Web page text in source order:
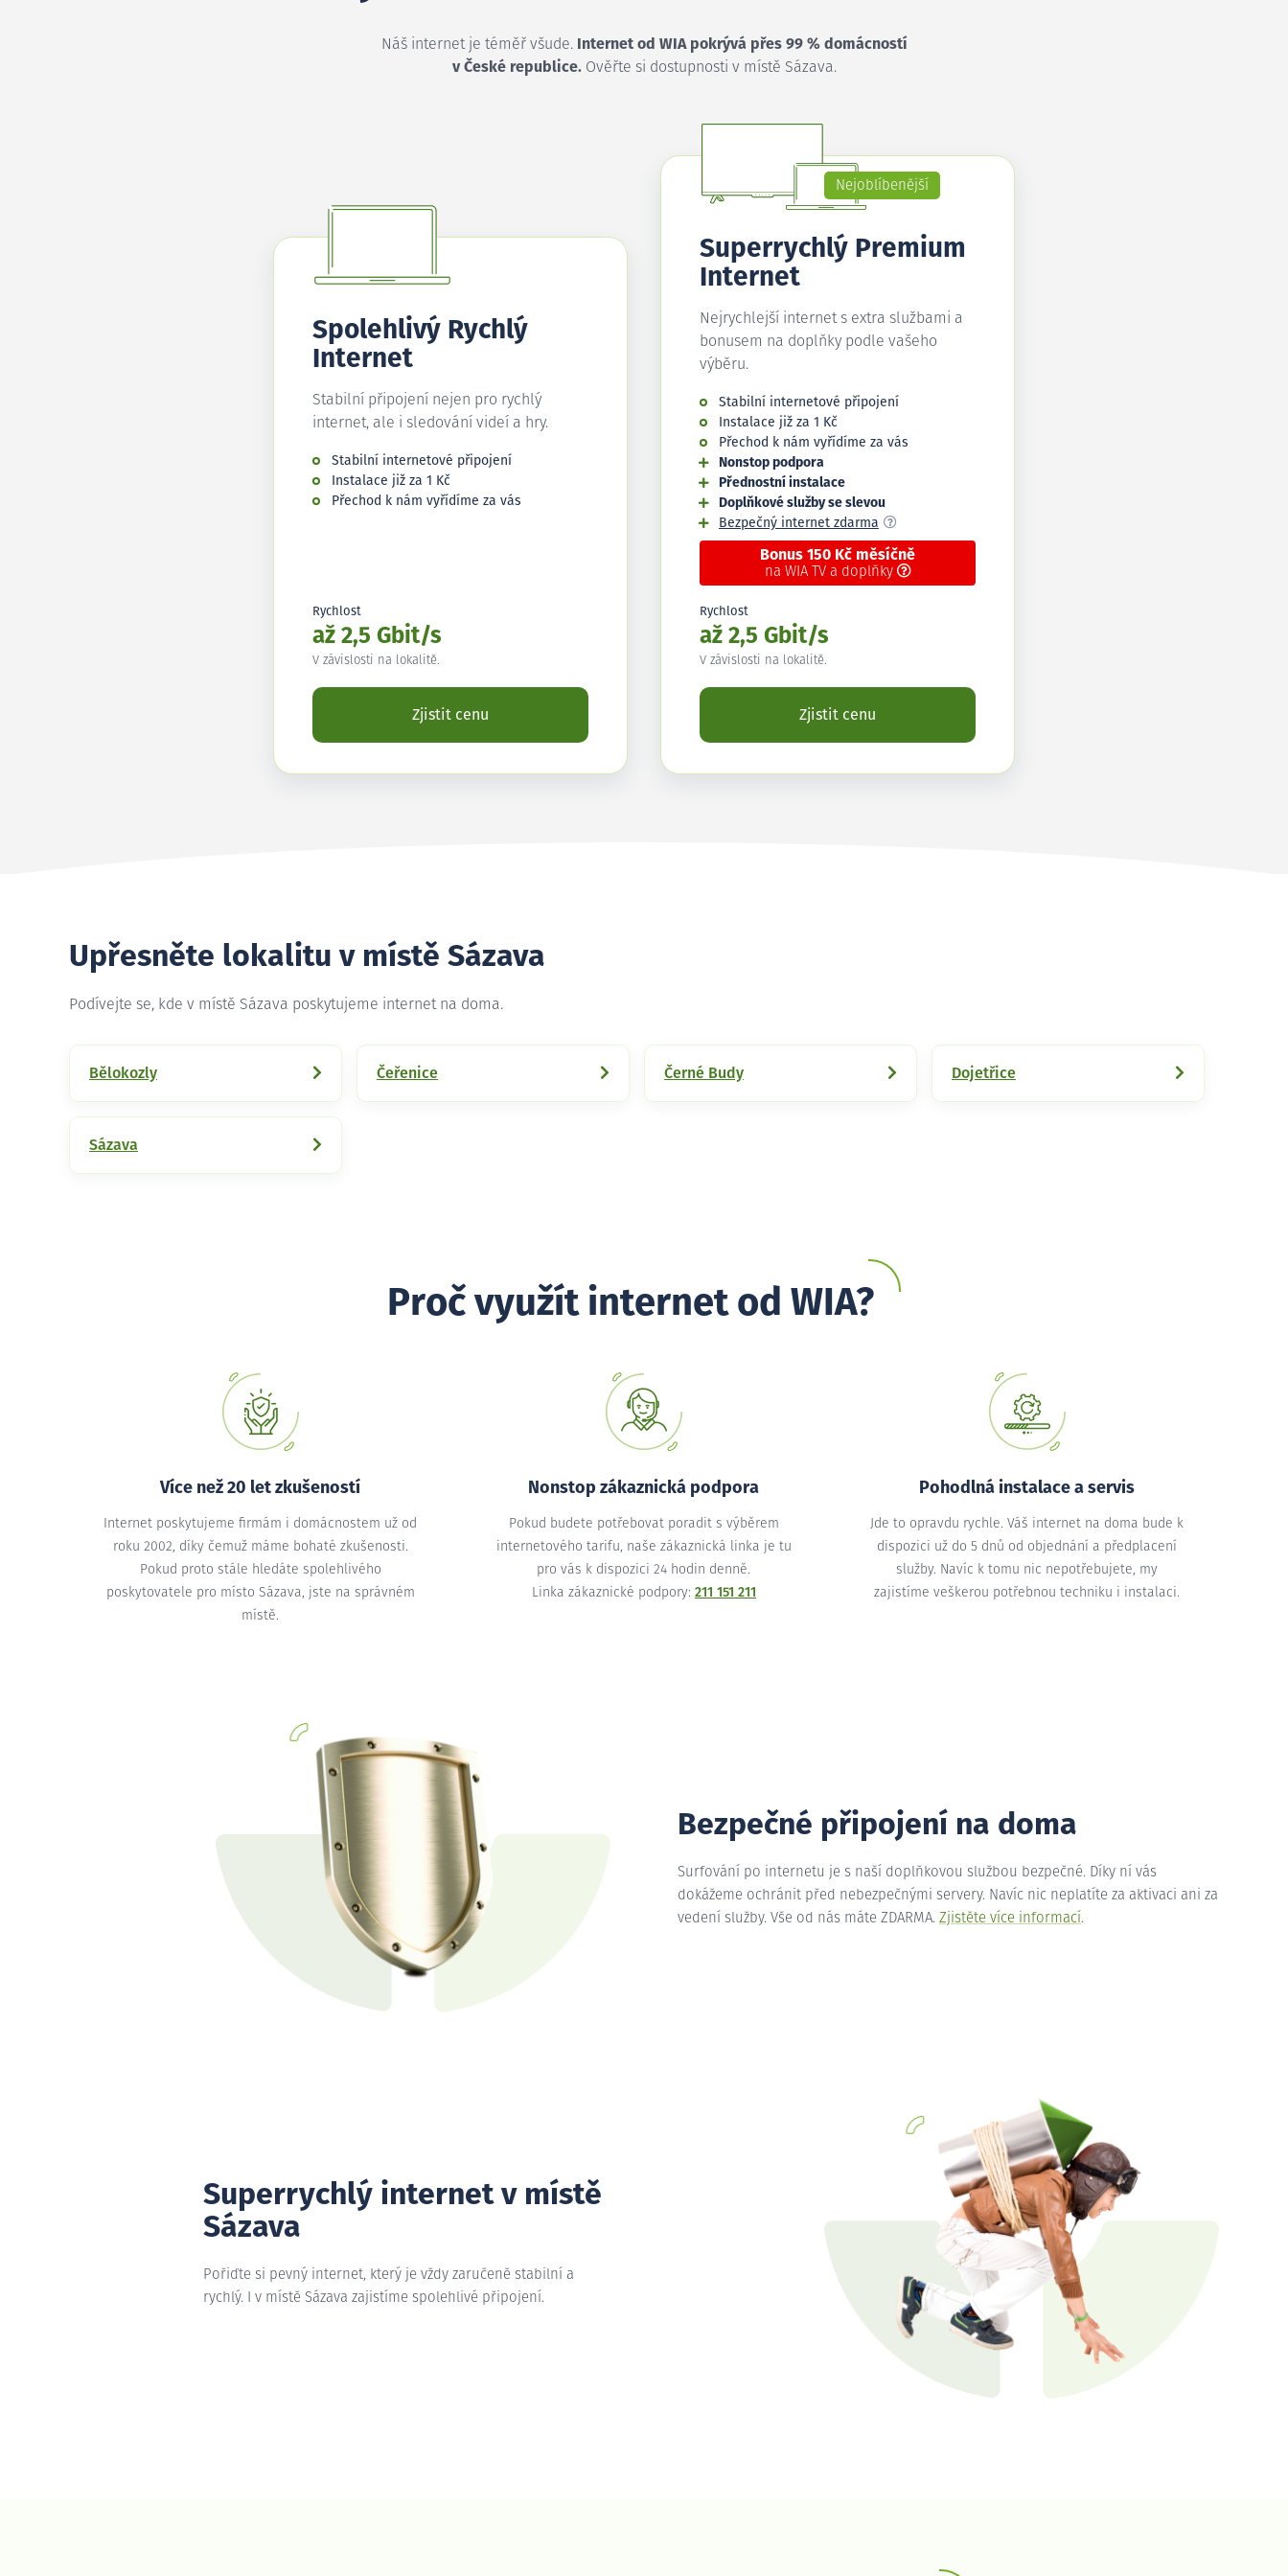
Náš internet je téměř všude.
Internet od WIA pokrývá přes 99 % domácností
v České republice.Ověřte si dostupnosti v místě Sázava.
Spolehlivý Rychlý
Internet
Stabilní připojení nejen pro rychlý
internet, ale i sledování videí a hry.
Stabilní internetové připojení
Instalace již za 1 Kč
Přechod k nám vyřídíme za vás
Rychlost
až 2,5 Gbit/s
V závislosti na lokalitě.
Zjistit cenu
Nejoblíbenější
Superrychlý Premium
Internet
Nejrychlejší internet s extra službami a
bonusem na doplňky podle vašeho
výběru.
Stabilní internetové připojení
Instalace již za 1 Kč
Přechod k nám vyřídíme za vás
Nonstop podpora
Přednostní instalace
Doplňkové služby se slevou
Bezpečný internet zdarma
Bonus 150 Kč měsíčně
na WIA TV a doplňky
Rychlost
až 2,5 Gbit/s
V závislosti na lokalitě.
Zjistit cenu
Upřesněte lokalitu v místě Sázava
Podívejte se, kde v místě Sázava poskytujeme internet na doma.
Bělokozly Čeřenice Černé Budy Dojetřice
Sázava
Proč využít internet od WIA?
Více než 20 let zkušeností
Internet poskytujeme firmám i domácnostem už od
roku 2002, díky čemuž máme bohaté zkušenosti.
Pokud proto stále hledáte spolehlivého
poskytovatele pro místo Sázava, jste na správném
místě.
Nonstop zákaznická podpora
Pokud budete potřebovat poradit s výběrem
internetového tarifu, naše zákaznická linka je tu
pro vás k dispozici 24 hodin denně.
Linka zákaznické podpory: 211 151 211
Pohodlná instalace a servis
Jde to opravdu rychle. Váš internet na doma bude k
dispozici už do 5 dnů od objednání a předplacení
služby. Navíc k tomu nic nepotřebujete, my
zajistíme veškerou potřebnou techniku i instalaci.
Bezpečné připojení na doma
Surfování po internetu je s naší doplňkovou službou bezpečné. Díky ní vás
dokážeme ochránit před nebezpečnými servery. Navíc nic neplatíte za aktivaci ani za
vedení služby. Vše od nás máte ZDARMA. Zjistěte více informací.
Superrychlý internet v místě
Sázava
Pořiďte si pevný internet, který je vždy zaručeně stabilní a
rychlý. I v místě Sázava zajistíme spolehlivé připojení.